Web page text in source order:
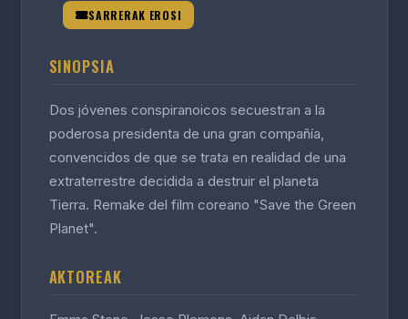
SARRERAK EROSI
SINOPSIA
Dos jóvenes conspiranoicos secuestran a la
poderosa presidenta de una gran compañía,
convencidos de que se trata en realidad de una
extraterrestre decidida a destruir el planeta
Tierra. Remake del film coreano "Save the Green
Planet".
AKTOREAK